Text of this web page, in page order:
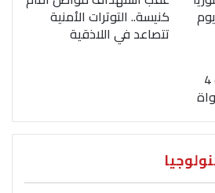
كنيسة.. التوترات الأمنية
تتصاعد في اللاذقية
السياسية.. تركيا توقف 4